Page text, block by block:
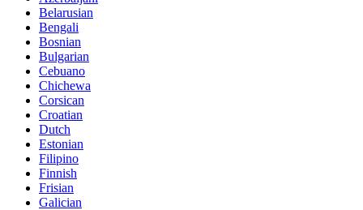
Belarusian
Bengali
Bosnian
Bulgarian
Cebuano
Chichewa
Corsican
Croatian
Dutch
Estonian
Filipino
Finnish
Frisian
Galician